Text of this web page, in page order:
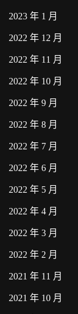
2023 年 1 月
2022 年 12 月
2022 年 11 月
2022 年 10 月
2022 年 9 月
2022 年 8 月
2022 年 7 月
2022 年 6 月
2022 年 5 月
2022 年 4 月
2022 年 3 月
2022 年 2 月
2021 年 11 月
2021 年 10 月